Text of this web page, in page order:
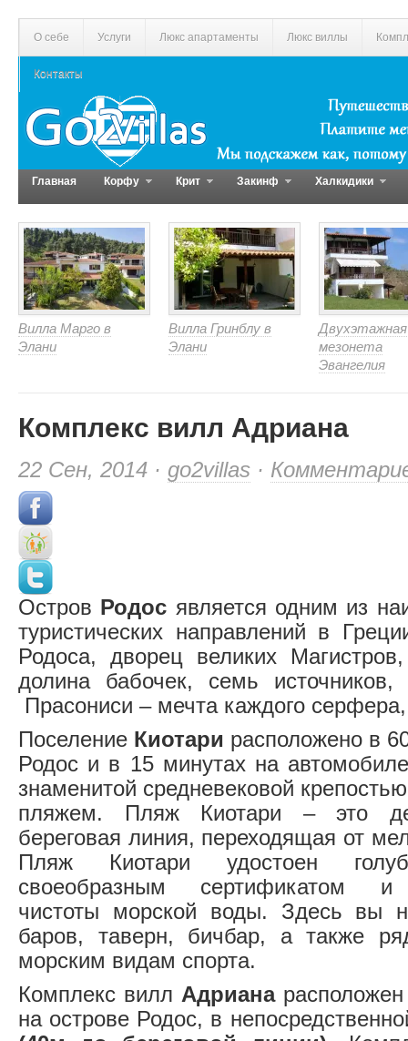
О себе Услуги Люкс апартаменты Люкс виллы
Контакты
Главная Корфу Крит Закинф Халкидики
Вилла Марго в
Элани
Вилла Гринблу в
Элани
Двухэтажная
мезонета
Эвангелия
Комплекс вилл Адриана
22 Сен, 2014 · go2villas ·
Остров Родос является одним из
туристических направлений в
Родоса, дворец великих
долина бабочек, семь
Прасониси – мечта каждого
Поселение Киотари расположено в
Родос и в 15 минутах на
знаменитой средневековой
пляжем. Пляж Киотари – это
береговая линия, переходящая от
Пляж Киотари удостоен
своеобразным сертификатом и
чистоты морской воды. Здесь вы
баров, таверн, бичбар, а также
морским видам спорта.
Комплекс вилл Адрианарасположен
на острове Родос, в